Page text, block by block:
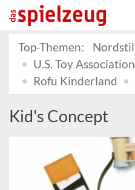
Top-Themen:
Nordstil
U.S. Toy Association
Rofu Kinderland
Kid's Concept